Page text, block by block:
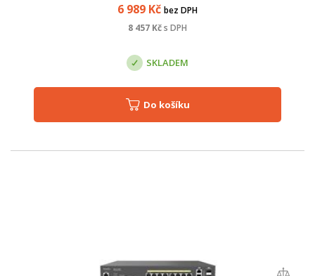
6 989 Kč bez DPH
8 457 Kčs DPH
SKLADEM
Do košíku